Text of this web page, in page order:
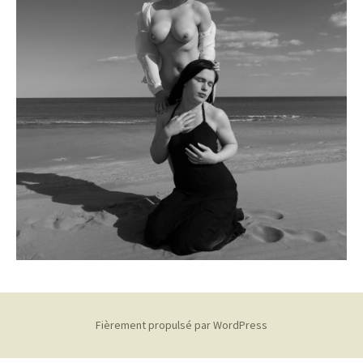
Fièrement propulsé par WordPress